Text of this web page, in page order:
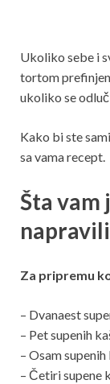
Ukoliko sebe i
tortom
ukoliko se
Kako bi ste
sa vama recept.
Šta vam
Za pripremu
– Dvanaest
– Pet supenih
– Osam
– Četiri supene